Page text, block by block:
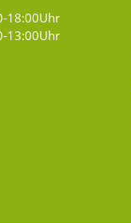
18:00Uhr
13:00Uhr